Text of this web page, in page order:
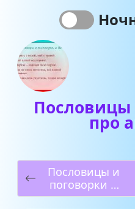
Пословицы
про
Пословицы и
поговорки о
птицах